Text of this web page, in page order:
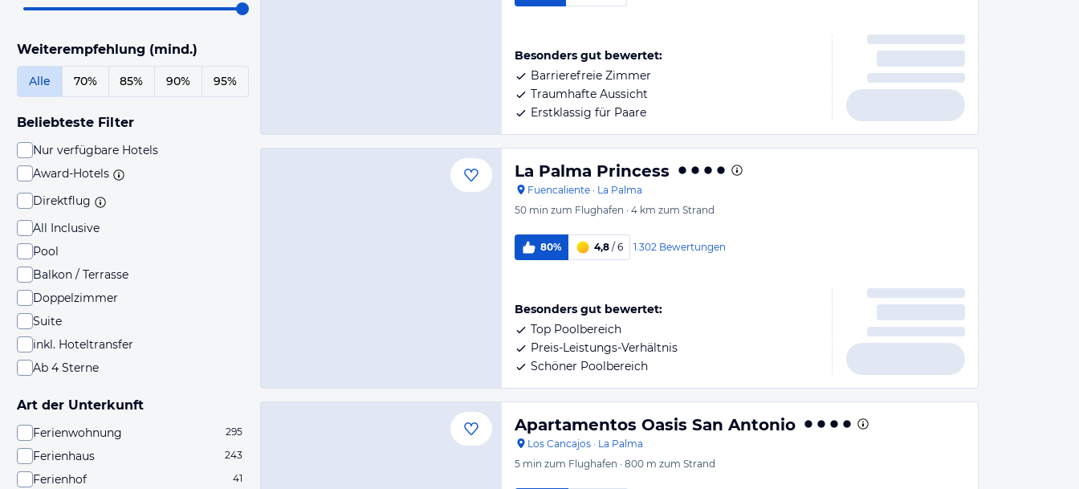
Weiterempfehlung (mind.)
Alle 70% 85% 90% 95%
Beliebteste Filter
Nur verfügbare Hotels
Award-Hotels
Direktflug
All Inclusive
Pool
Balkon / Terrasse
Doppelzimmer
Suite
inkl. Hoteltransfer
Ab 4 Sterne
Art der Unterkunft
Ferienwohnung 295
Ferienhaus 243
Ferienhof 41
Besonders gut bewertet:
Barrierefreie Zimmer
Traumhafte Aussicht
Erstklassig für Paare
La Palma Princess
Fuencaliente · La Palma
50 min zum Flughafen · 4 km zum Strand
80% 4,8 / 6 1.302 Bewertungen
Besonders gut bewertet:
Top Poolbereich
Preis-Leistungs-Verhältnis
Schöner Poolbereich
Apartamentos Oasis San Antonio
Los Cancajos · La Palma
5 min zum Flughafen · 800 m zum Strand